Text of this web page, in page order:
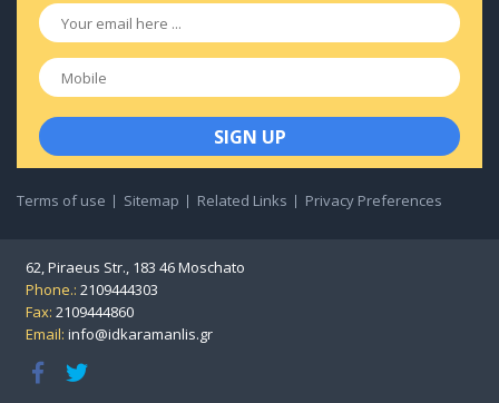
Email
Mobile
Terms of use Sitemap Related Links Privacy Preferences
62, Piraeus Str., 183 46 Moschato
Phone.: 2109444303
Fax: 2109444860
Email: info@idkaramanlis.gr